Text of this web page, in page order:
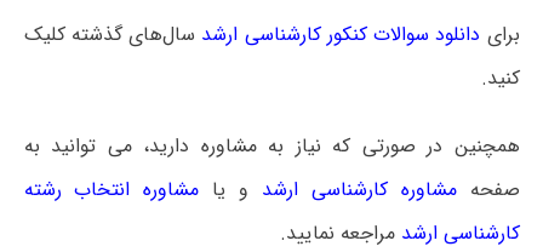
برای دانلود سوالات کنکور کارشناسی ارشد سال‌های گذشته کلیک
کنید.
همچنین در صورتی که نیاز به مشاوره دارید، می توانید به
صفحهمشاوره کارشناسی ارشد و یا مشاوره انتخاب رشته
کارشناسی ارشد مراجعه نمایید.